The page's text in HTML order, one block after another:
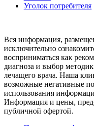
Уголок потребителя
Вся информация,
исключительно
восприниматься как
диагноза и выбор
лечащего врача. Наша
возможные негативные
использования
Информация и цены,
публичной офертой.